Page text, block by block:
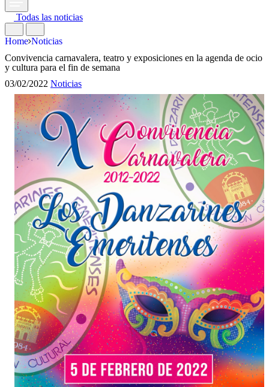
Todas las noticias
Home Noticias
Convivencia carnavalera, teatro y exposiciones en la agenda de ocio
y cultura para el fin de semana
03/02/2022 Noticias